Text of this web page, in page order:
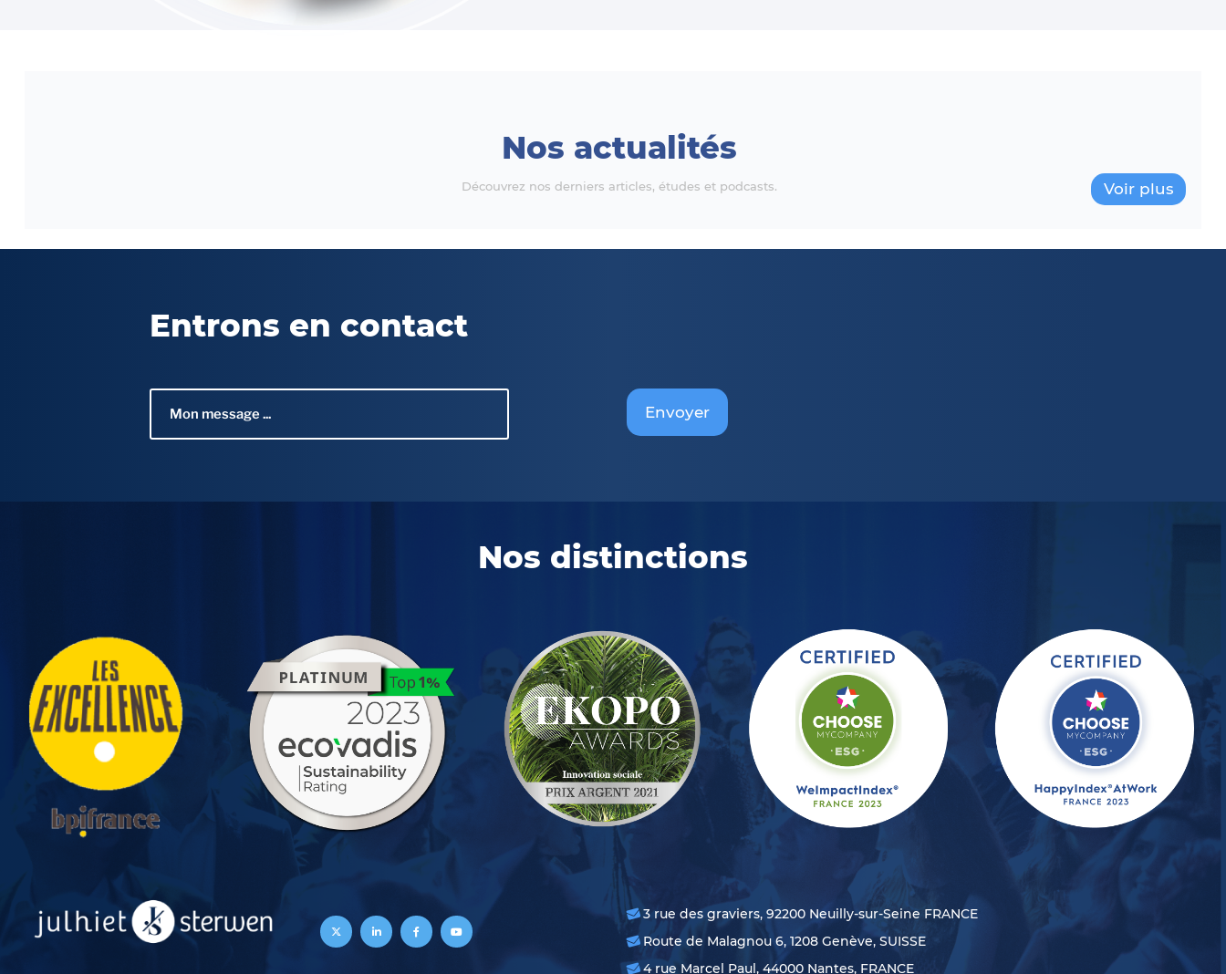
Nos actualités
Découvrez nos derniers articles, études et podcasts. Voir plus
Entrons en contact
Envoyer
Nos distinctions
3 rue des graviers, 92200 Neuilly-sur-Seine FRANCE
Route de Malagnou 6, 1208 Genève, SUISSE
4 rue Marcel Paul, 44000 Nantes, FRANCE